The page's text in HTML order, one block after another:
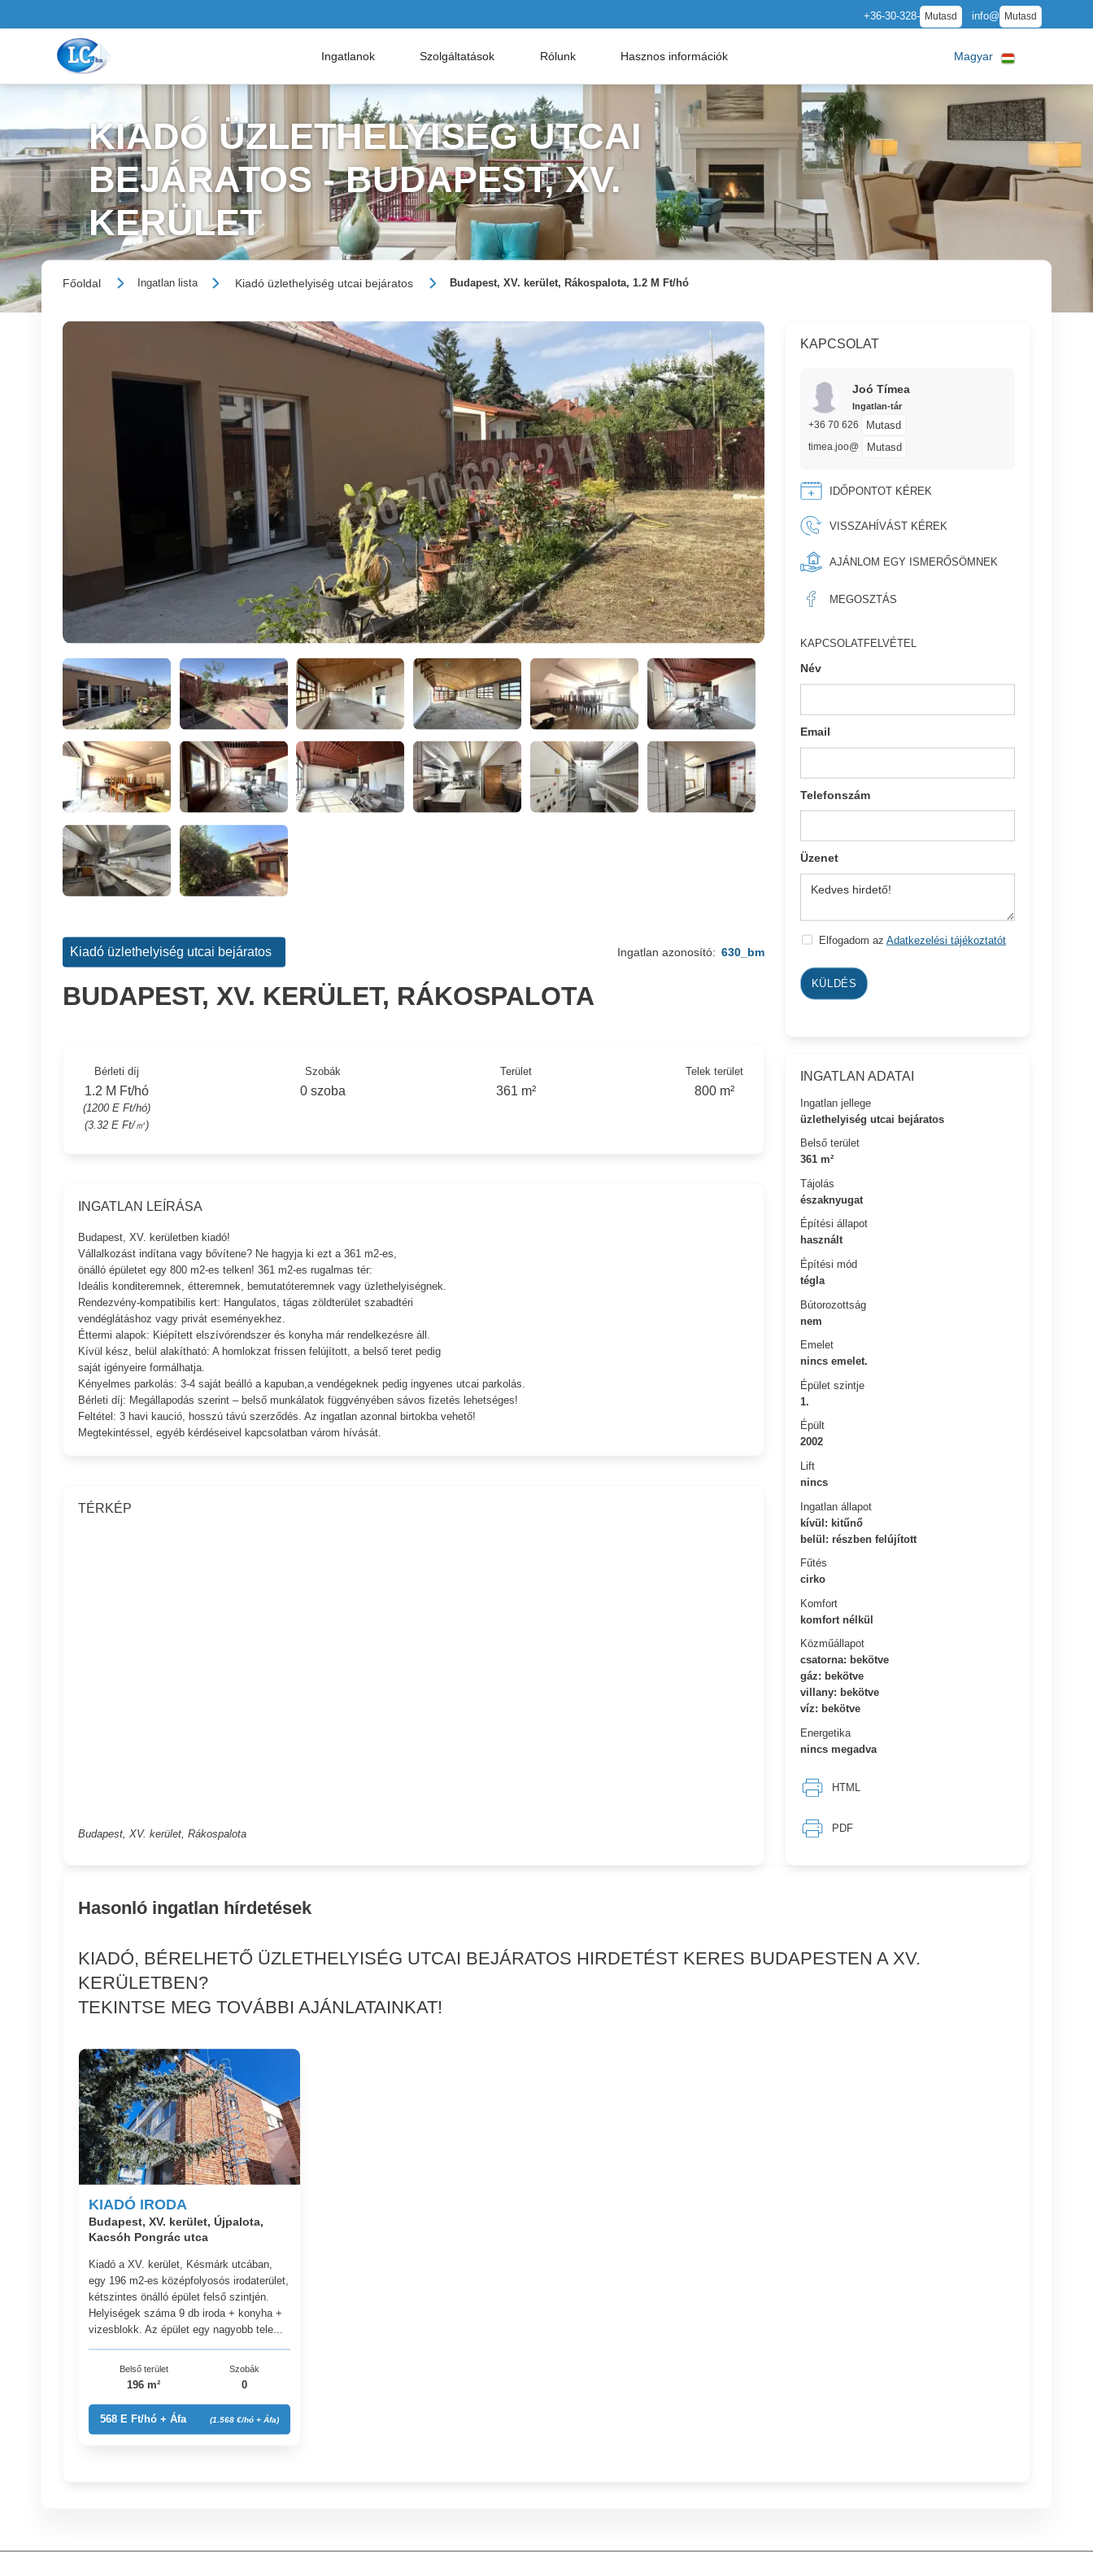
+36-30-328- Mutasd info@ Mutasd
Ingatlanok Szolgáltatások Rólunk Hasznos információk Magyar
KIADÓ ÜZLETHELYISÉG UTCAI
BEJÁRATOS - BUDAPEST, XV.
KERÜLET
Főoldal Ingatlan lista Kiadó üzlethelyiség utcai bejáratos Budapest, XV. kerület, Rákospalota, 1.2 M Ft/hó
KAPCSOLAT
Joó Tímea
Ingatlan-tár
+36 70 626 Mutasd
timea.joo@ Mutasd
IDŐPONTOT KÉREK
VISSZAHÍVÁST KÉREK
AJÁNLOM EGY ISMERŐSÖMNEK
MEGOSZTÁS
KAPCSOLATFELVÉTEL
Név
Email
Telefonszám
Üzenet
Elfogadom az Adatkezelési tájékoztatót
KÜLDÉS
INGATLAN ADATAI
Ingatlan jellege
üzlethelyiség utcai bejáratos
Belső terület
361 m²
Tájolás
északnyugat
Építési állapot
használt
Építési mód
tégla
Bútorozottság
nem
Emelet
nincs emelet.
Épület szintje
1.
Épült
2002
Lift
nincs
Ingatlan állapot
kívül: kitűnő
belül: részben felújított
Fűtés
cirko
Komfort
komfort nélkül
Közműállapot
csatorna: bekötve
gáz: bekötve
villany: bekötve
víz: bekötve
Energetika
nincs megadva
HTML
PDF
Kiadó üzlethelyiség utcai bejáratos Ingatlan azonosító: 630_bm
BUDAPEST, XV. KERÜLET, RÁKOSPALOTA
Bérleti díj
1.2 M Ft/hó
(1200 E Ft/hó)
(3.32 E Ft/㎡)
Szobák
0 szoba
Terület
361 m²
Telek terület
800 m²
INGATLAN LEÍRÁSA
Budapest, XV. kerületben kiadó!
Vállalkozást indítana vagy bővítene? Ne hagyja ki ezt a 361 m2-es,
önálló épületet egy 800 m2-es telken! 361 m2-es rugalmas tér:
Ideális konditeremnek, étteremnek, bemutatóteremnek vagy üzlethelyiségnek.
Rendezvény-kompatibilis kert: Hangulatos, tágas zöldterület szabadtéri
vendéglátáshoz vagy privát eseményekhez.
Éttermi alapok: Kiépített elszívórendszer és konyha már rendelkezésre áll.
Kívül kész, belül alakítható: A homlokzat frissen felújított, a belső teret pedig
saját igényeire formálhatja.
Kényelmes parkolás: 3-4 saját beálló a kapuban,a vendégeknek pedig ingyenes utcai parkolás.
Bérleti díj: Megállapodás szerint – belső munkálatok függvényében sávos fizetés lehetséges!
Feltétel: 3 havi kaució, hosszú távú szerződés. Az ingatlan azonnal birtokba vehető!
Megtekintéssel, egyéb kérdéseivel kapcsolatban várom hívását.
TÉRKÉP
Budapest, XV. kerület, Rákospalota
Hasonló ingatlan hírdetések
KIADÓ, BÉRELHETŐ ÜZLETHELYISÉG UTCAI BEJÁRATOS HIRDETÉST KERES BUDAPESTEN A XV.
KERÜLETBEN?
TEKINTSE MEG TOVÁBBI AJÁNLATAINKAT!
KIADÓ IRODA
Budapest, XV. kerület, Újpalota,
Kacsóh Pongrác utca
Kiadó a XV. kerület, Késmárk utcában,
egy 196 m2-es középfolyosós irodaterület,
kétszintes önálló épület felső szintjén.
Helyiségek száma 9 db iroda + konyha +
vizesblokk. Az épület egy nagyobb tele...
Belső terület
196 m²
Szobák
0
568 E Ft/hó + Áfa (1.568 €/hó + Áfa)